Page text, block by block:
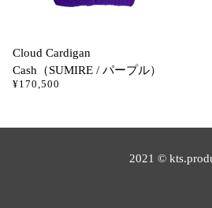
Cloud Cardigan
Cash（SUMIRE / パープル）
¥170,500
2021 ©